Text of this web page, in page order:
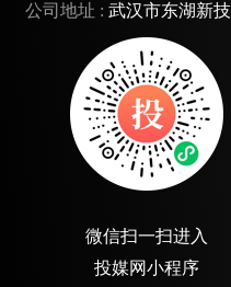
公司地址 : 武汉市东湖新
微信扫一扫进入
投媒网小程序